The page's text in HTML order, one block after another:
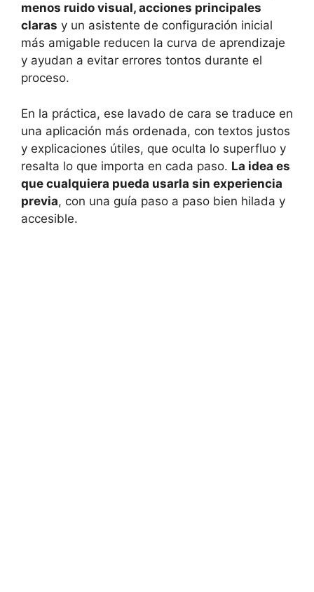
menos ruido visual, acciones principales
claras y un asistente de configuración inicial
más amigable reducen la curva de aprendizaje
y ayudan a evitar errores tontos durante el
proceso.
En la práctica, ese lavado de cara se traduce en
una aplicación más ordenada, con textos justos
y explicaciones útiles, que oculta lo superfluo y
resalta lo que importa en cada paso. La idea es
que cualquiera pueda usarla sin experiencia
previa, con una guía paso a paso bien hilada y
accesible.